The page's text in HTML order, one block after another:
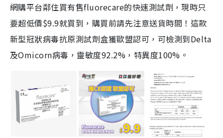
網購平台鄰住買有售fluorecare的快速測試劑，現時只
要超低價$9.9就買到，購買前請先注意送貨時間！這款
新型冠狀病毒抗原測試劑盒獲歐盟認可，可檢測到Delta
及Omicorn病毒，靈敏度92.2%，特異度100%。